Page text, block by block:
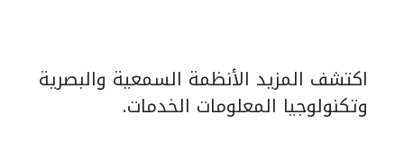
اكتشف المزيد الأنظمة السمعية والبصرية
وتكنولوجيا المعلومات الخدمات.